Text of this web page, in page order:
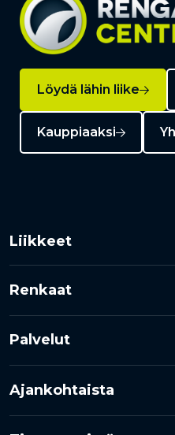
Löydä lähin liike
Kauppiaaksi
Liikkeet
Renkaat
Henkilöauton renkaat
Kuorma-auton renkaat
Palvelut
Rengashotelli
Ajankohtaista
Kampanjat